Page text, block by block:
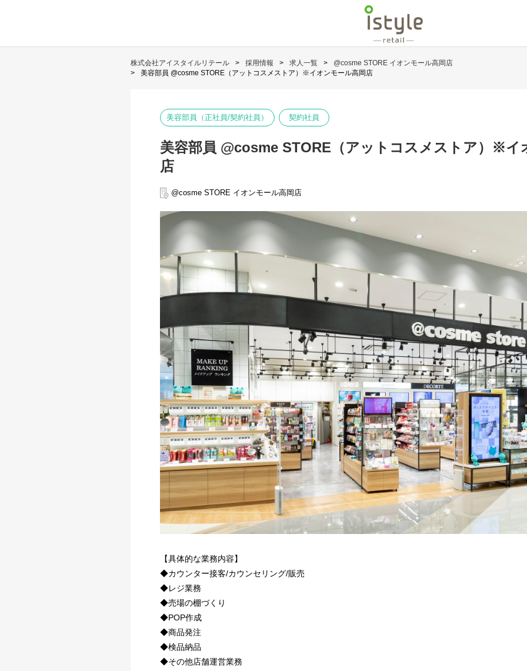
株式会社アイスタイルリテール 採用情報 求人一覧
@cosme STORE イオンモール高岡店
美容部員 @cosme STORE（アットコスメストア）※イオンモール高岡店
美容部員（正社員/契約社員） 契約社員
美容部員 @cosme STORE（アットコスメストア）※イ
店
@cosme STORE イオンモール高岡店
【具体的な業務内容】
◆カウンター接客/カウンセリング/販売
◆レジ業務
◆売場の棚づくり
◆POP作成
◆商品発注
◆検品納品
◆その他店舗運営業務